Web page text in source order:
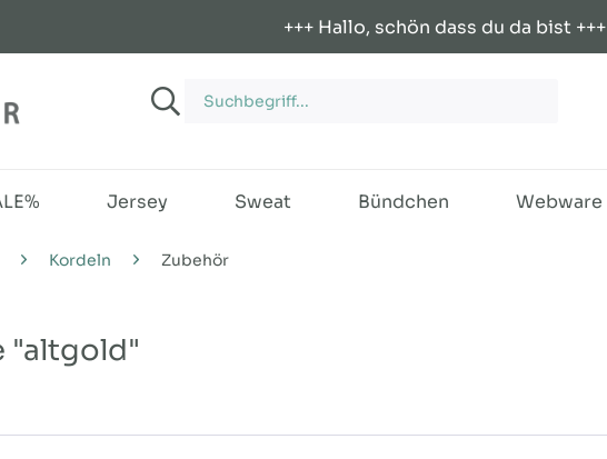
+++ Hallo, schön dass du da bist +++
Jersey Sweat Bündchen Webware
Kordeln Zubehör
"altgold"